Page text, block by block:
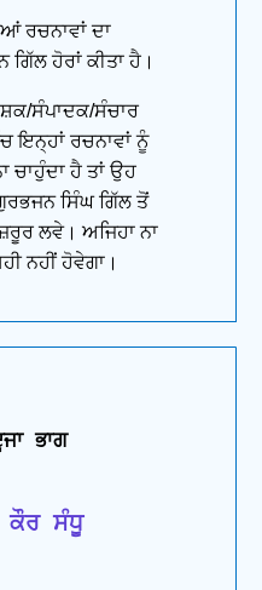
ਰਚਨਾਵਾਂ ਦਾ
ਹੋਰਾਂ ਕੀਤਾ ਹੈ।
ਸੰਪਾਦਕ/ਸੰਚਾਰ
ਇਨ੍ਹਾਂ ਰਚਨਾਵਾਂ ਨੂੰ
ਚਾਹੁੰਦਾ ਹੈ ਤਾਂ ਉਹ
ਸਿੰਘ ਗਿੱਲ ਤੋਂ
ਲਵੇ। ਅਜਿਹਾ ਨਾ
ਨਹੀਂ ਹੋਵੇਗਾ।
ਭਾਗ
ਕੌਰ ਸੰਧੂ